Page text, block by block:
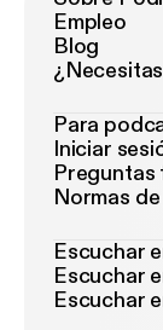
Empleo
Blog
Para
Iniciar
Normas
Escuchar
Escuchar
Escuchar